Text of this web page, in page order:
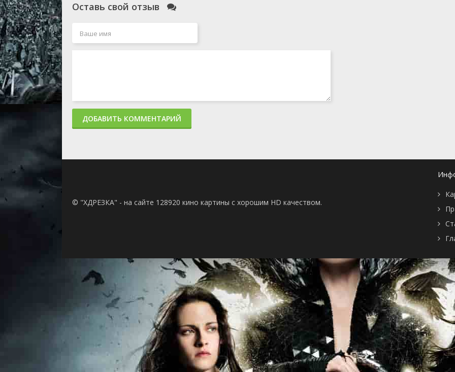
Оставь свой отзыв
ДОБАВИТЬ КОММЕНТАРИЙ
© "ХДРЕЗКА" - на сайте 128920 кино картины с хорошим HD качеством.